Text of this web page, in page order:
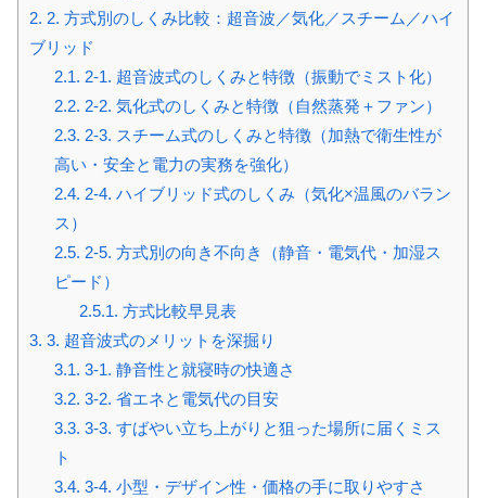
2. 2. 方式別のしくみ比較：超音波／気化／スチーム／ハイ
ブリッド
2.1. 2-1. 超音波式のしくみと特徴（振動でミスト化）
2.2. 2-2. 気化式のしくみと特徴（自然蒸発＋ファン）
2.3. 2-3. スチーム式のしくみと特徴（加熱で衛生性が
高い・安全と電力の実務を強化）
2.4. 2-4. ハイブリッド式のしくみ（気化×温風のバラン
ス）
2.5. 2-5. 方式別の向き不向き（静音・電気代・加湿ス
ピード）
2.5.1. 方式比較早見表
3. 3. 超音波式のメリットを深掘り
3.1. 3-1. 静音性と就寝時の快適さ
3.2. 3-2. 省エネと電気代の目安
3.3. 3-3. すばやい立ち上がりと狙った場所に届くミス
ト
3.4. 3-4. 小型・デザイン性・価格の手に取りやすさ